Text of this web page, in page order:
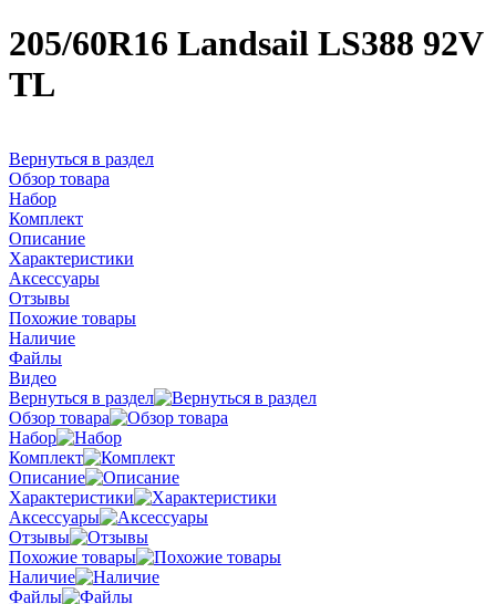
205/60R16 Landsail LS388 92V
TL
Вернуться в раздел
Обзор товара
Набор
Комплект
Описание
Характеристики
Аксессуары
Отзывы
Похожие товары
Наличие
Файлы
Видео
Вернуться в раздел
Обзор товара
Набор
Комплект
Описание
Характеристики
Аксессуары
Отзывы
Похожие товары
Наличие
Файлы